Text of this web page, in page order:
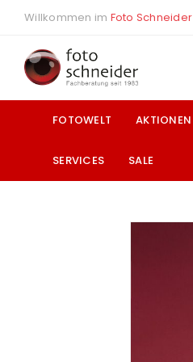
Willkommen im Foto Schneider
FOTOWELT AKTIONEN
SERVICES SALE